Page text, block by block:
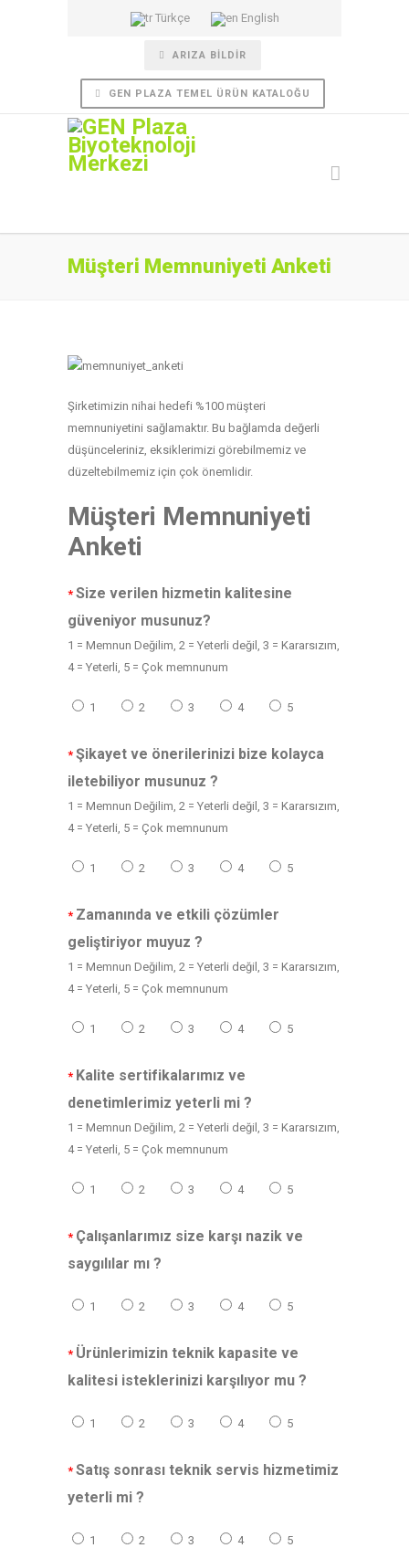
Türkçe English
ARIZA BILDIR
GEN PLAZA TEMEL ÜRÜN KATALOĞU
Müşteri Memnuniyeti Anketi
Şirketimizin nihai hedefi %100 müşteri
memnuniyetini sağlamaktır. Bu bağlamda değerli
düşünceleriniz, eksiklerimizi görebilmemiz ve
düzeltebilmemiz için çok önemlidir.
Müşteri Memnuniyeti
Anketi
* Size verilen hizmetin kalitesine
güveniyor musunuz?
1 = Memnun Değilim, 2 = Yeterli değil, 3 = Kararsızım,
4 = Yeterli, 5 = Çok memnunum
1 2 3 4 5
* Şikayet ve önerilerinizi bize kolayca
iletebiliyor musunuz ?
1 = Memnun Değilim, 2 = Yeterli değil, 3 = Kararsızım,
4 = Yeterli, 5 = Çok memnunum
1 2 3 4 5
* Zamanında ve etkili çözümler
geliştiriyor muyuz ?
1 = Memnun Değilim, 2 = Yeterli değil, 3 = Kararsızım,
4 = Yeterli, 5 = Çok memnunum
1 2 3 4 5
* Kalite sertifikalarımız ve
denetimlerimiz yeterli mi ?
1 = Memnun Değilim, 2 = Yeterli değil, 3 = Kararsızım,
4 = Yeterli, 5 = Çok memnunum
1 2 3 4 5
* Çalışanlarımız size karşı nazik ve
saygılılar mı ?
1 2 3 4 5
* Ürünlerimizin teknik kapasite ve
kalitesi isteklerinizi karşılıyor mu ?
1 2 3 4 5
* Satış sonrası teknik servis hizmetimiz
yeterli mi ?
1 2 3 4 5